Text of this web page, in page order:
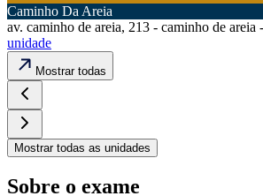
Caminho Da Areia
av. caminho de areia, 213 - caminho de areia
unidade
Mostrar todas
Mostrar todas as unidades
Sobre o exame